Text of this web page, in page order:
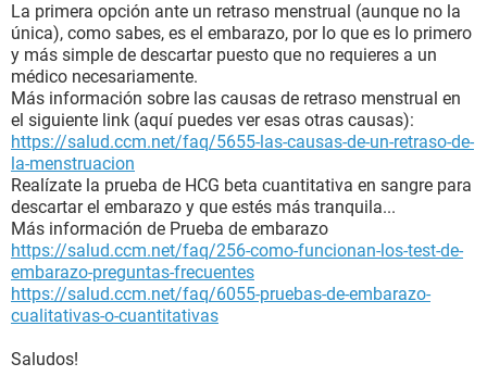
La primera opción ante un retraso menstrual (aunque no la
única), como sabes, es el embarazo, por lo que es lo primero
y más simple de descartar puesto que no requieres a un
médico necesariamente.
Más información sobre las causas de retraso menstrual en
el siguiente link (aquí puedes ver esas otras causas):
https://salud.ccm.net/faq/5655-las-causas-de-un-retraso-de-
la-menstruacion
Realízate la prueba de HCG beta cuantitativa en sangre para
descartar el embarazo y que estés más tranquila...
Más información de Prueba de embarazo
https://salud.ccm.net/faq/256-como-funcionan-los-test-de-
embarazo-preguntas-frecuentes
https://salud.ccm.net/faq/6055-pruebas-de-embarazo-
cualitativas-o-cuantitativas
Saludos!